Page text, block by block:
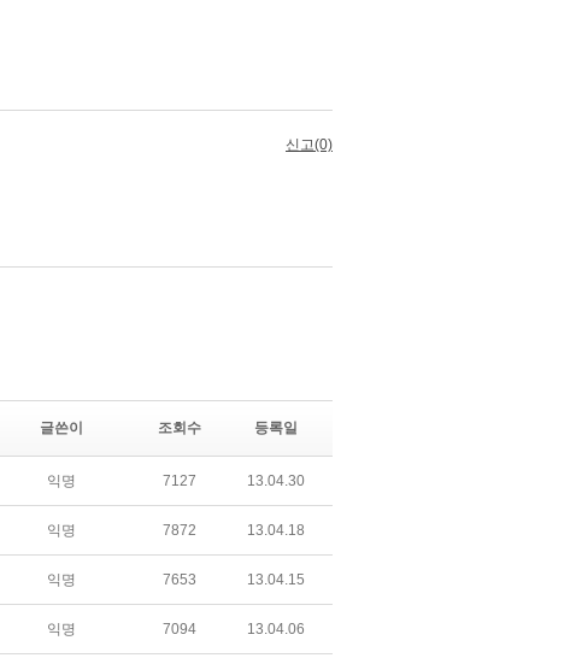
글쓴이 조회수 등록일
익명 7127 13.04.30
익명 7872 13.04.18
익명 7653 13.04.15
익명 7094 13.04.06